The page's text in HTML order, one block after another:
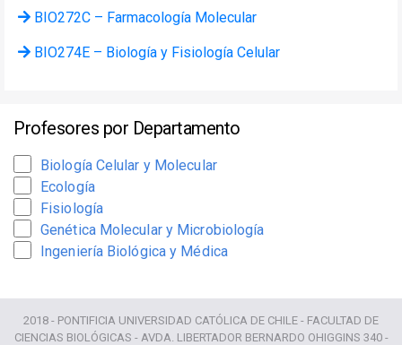
BIO272C – Farmacología Molecular
BIO274E – Biología y Fisiología Celular
Profesores por Departamento
Biología Celular y Molecular
Ecología
Fisiología
Genética Molecular y Microbiología
Ingeniería Biológica y Médica
2018 - PONTIFICIA UNIVERSIDAD CATÓLICA DE CHILE - FACULTAD DE
CIENCIAS BIOLÓGICAS - AVDA. LIBERTADOR BERNARDO OHIGGINS 340 -